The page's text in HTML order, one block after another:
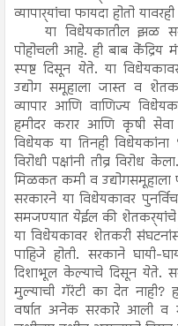
व्यापार्‍यांचा फायदा होतो
या विधेयकातील झळ
पोहोचली आहे. ही बाब केंद्रिय
स्पष्ट दिसून येते. या
उद्योग समूहाला जास्त व
व्यापार आणि वाणिज्य
हमीदर करार आणि कृषी
विधेयक या तिनही विधेयकांना
विरोधी पक्षांनी तीव्र विरोध
मिळकत कमी व
सरकारने या विधेयकावर
समजण्यात येईल की
या विधेयकावर शेतकरी
पाहिजे होती. सरकाने घायी-
दिशाभूल केल्याचे दिसून येते.
मुल्याची गॅरंटी का देत नाही?
वर्षात अनेक सरकारे आली व